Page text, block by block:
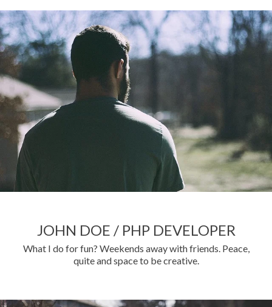
JOHN DOE / PHP DEVELOPER
What I do for fun? Weekends away with friends. Peace,
quite and space to be creative.